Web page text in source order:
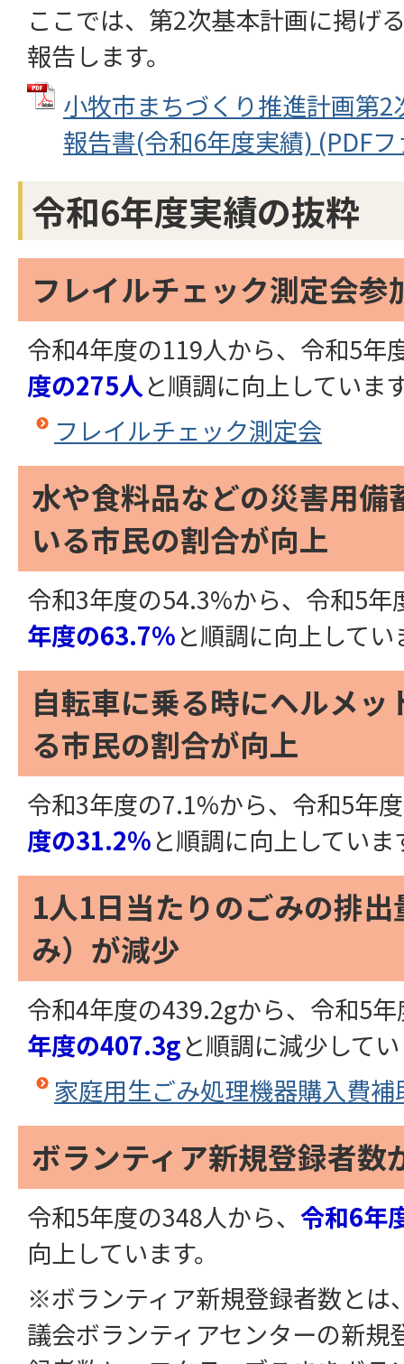
ここでは、第2次基本計画に掲げ
報告します。
小牧市まちづくり推進計画第
報告書(令和6年度実績) (PDF
令和6年度実績の抜粋
フレイルチェック測定会参
令和4年度の119人から、令和5年
度の275人と順調に向上していま
フレイルチェック測定会
水や食料品などの災害用備
いる市民の割合が向上
令和3年度の54.3%から、令和5年
年度の63.7%と順調に向上してい
自転車に乗る時にヘルメッ
る市民の割合が向上
令和3年度の7.1%から、令和5年
度の31.2%と順調に向上していま
1人1日当たりのごみの排
み）が減少
令和4年度の439.2gから、令和5
年度の407.3gと順調に減少して
家庭用生ごみ処理機器購入費
ボランティア新規登録者数
令和5年度の348人から、 令和6年
向上しています。
※ボランティア新規登録者数とは
議会ボランティアセンターの新規